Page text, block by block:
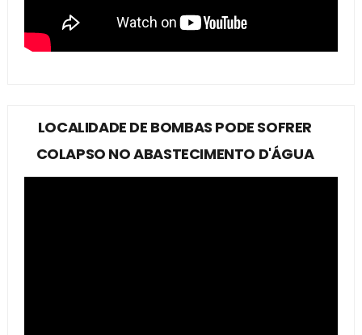
LOCALIDADE DE BOMBAS PODE SOFRER
COLAPSO NO ABASTECIMENTO D'ÁGUA